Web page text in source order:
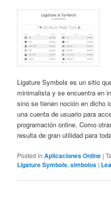
Ligature Symbols es un sitio
minimalista y se encuentra en
sino se tienen noción en dicho
una cuenta de usuario para
programación online. Como
resulta de gran utilidad para
Posted in Aplicaciones Online |
Ligature Symbols,simbolos |